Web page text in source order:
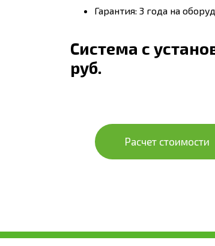
Гарантия: 3 года на
Система с
руб.
Расчет стоимости